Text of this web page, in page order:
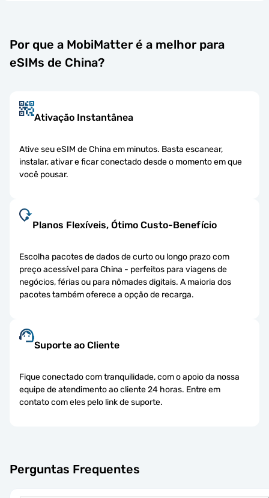
Por que a MobiMatter é a melhor para
eSIMs de China?
Ativação Instantânea
Ative seu eSIM de China em minutos. Basta escanear,
instalar, ativar e ficar conectado desde o momento em que
você pousar.
Planos Flexíveis, Ótimo Custo-Benefício
Escolha pacotes de dados de curto ou longo prazo com
preço acessível para China - perfeitos para viagens de
negócios, férias ou para nômades digitais. A maioria dos
pacotes também oferece a opção de recarga.
Suporte ao Cliente
Fique conectado com tranquilidade, com o apoio da nossa
equipe de atendimento ao cliente 24 horas. Entre em
contato com eles pelo link de suporte.
Perguntas Frequentes